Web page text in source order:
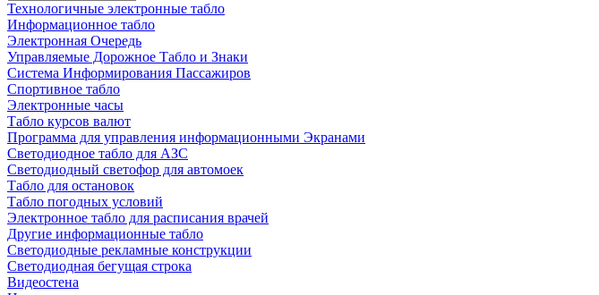
Технологичные электронные табло
Информационное табло
Электронная Очередь
Управляемые Дорожное Табло и Знаки
Система Информирования Пассажиров
Спортивное табло
Электронные часы
Табло курсов валют
Программа для управления информационными Экранами
Светодиодное табло для АЗС
Светодиодный светофор для автомоек
Табло для остановок
Табло погодных условий
Электронное табло для расписания врачей
Другие информационные табло
Светодиодные рекламные конструкции
Светодиодная бегущая строка
Видеостена